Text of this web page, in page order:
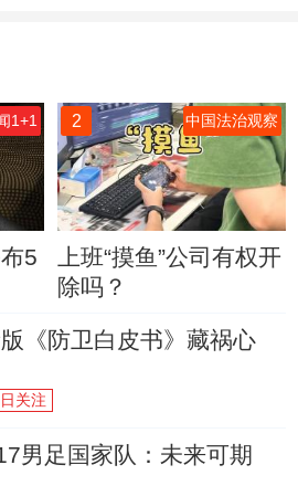
1+1
5
2 中国法治观察
上班“摸鱼”公司有权开
除吗？
《防卫白皮书》藏祸心
关注
男足国家队：未来可期